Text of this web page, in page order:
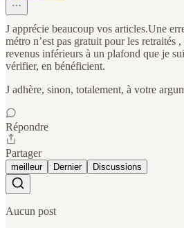
J apprécie beaucoup vos articles.Une
métro n’est pas gratuit pour les retraités
revenus inférieurs à un plafond que je
vérifier, en bénéficient.
J adhère, sinon, totalement, à votre
Répondre
Partager
meilleur Dernier Discussions
Aucun post